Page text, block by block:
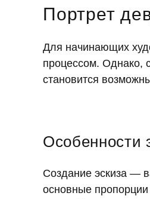
Портрет
Для начинающих
процессом. Однако,
становится
Особенности
Создание эскиза —
основные